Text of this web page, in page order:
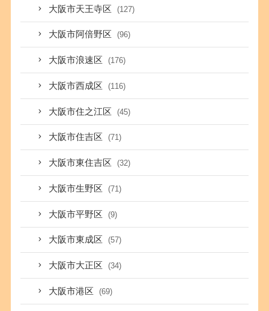
大阪市天王寺区 (127)
大阪市阿倍野区 (96)
大阪市浪速区 (176)
大阪市西成区 (116)
大阪市住之江区 (45)
大阪市住吉区 (71)
大阪市東住吉区 (32)
大阪市生野区 (71)
大阪市平野区 (9)
大阪市東成区 (57)
大阪市大正区 (34)
大阪市港区 (69)